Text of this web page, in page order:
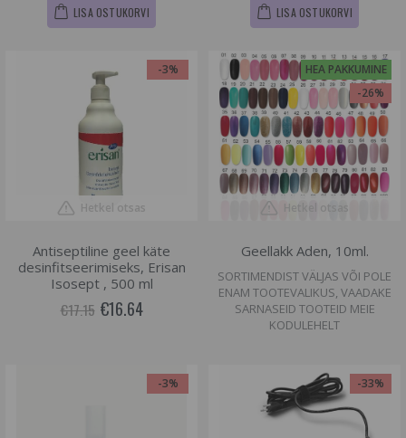
LISA OSTUKORVI LISA OSTUKORVI
-3%
Hetkel otsas
Antiseptiline geel käte
desinfitseerimiseks, Erisan
Isosept , 500 ml
€17.15 €16.64
HEA PAKKUMINE
-26%
Hetkel otsas
Geellakk Aden, 10ml.
SORTIMENDIST VÄLJAS VÕI POLE
ENAM TOOTEVALIKUS, VAADAKE
SARNASEID TOOTEID MEIE
KODULEHELT
-3% -33%